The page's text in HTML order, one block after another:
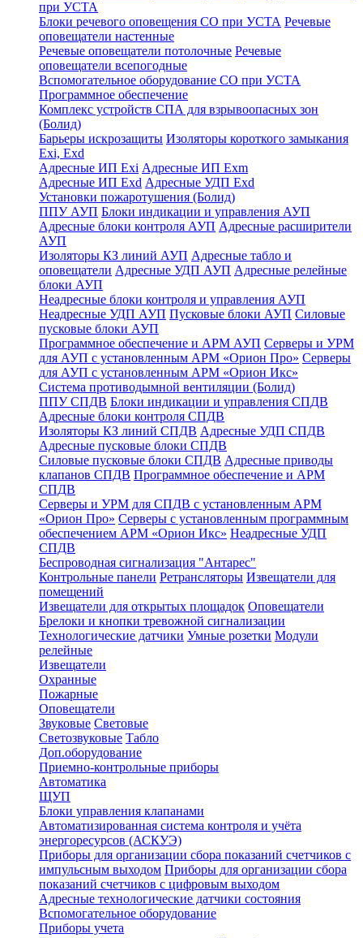
при УСТА
Блоки речевого оповещения СО при УСТА Речевые
оповещатели настенные
Речевые оповещатели потолочные Речевые
оповещатели всепогодные
Вспомогательное оборудование СО при УСТА
Программное обеспечение
Комплекс устройств СПА для взрывоопасных зон
(Болид)
Барьеры искрозащиты Изоляторы короткого замыкания
Exi, Exd
Адресные ИП Exi Адресные ИП Exm
Адресные ИП Exd Адресные УДП Exd
Установки пожаротушения (Болид)
ППУ АУП Блоки индикации и управления АУП
Адресные блоки контроля АУП Адресные расширители
АУП
Изоляторы КЗ линий АУП Адресные табло и
оповещатели Адресные УДП АУП Адресные релейные
блоки АУП
Неадресные блоки контроля и управления АУП
Неадресные УДП АУП Пусковые блоки АУП Силовые
пусковые блоки АУП
Программное обеспечение и АРМ АУП Серверы и УРМ
для АУП с установленным АРМ «Орион Про» Серверы
для АУП с установленным АРМ «Орион Икс»
Система противодымной вентиляции (Болид)
ППУ СПДВ Блоки индикации и управления СПДВ
Адресные блоки контроля СПДВ
Изоляторы КЗ линий СПДВ Адресные УДП СПДВ
Адресные пусковые блоки СПДВ
Силовые пусковые блоки СПДВ Адресные приводы
клапанов СПДВ Программное обеспечение и АРМ
СПДВ
Серверы и УРМ для СПДВ с установленным АРМ
«Орион Про» Серверы с установленным программным
обеспечением АРМ «Орион Икс» Неадресные УДП
СПДВ
Беспроводная сигнализация "Антарес"
Контрольные панели Ретрансляторы Извещатели для
помещений
Извещатели для открытых площадок Оповещатели
Брелоки и кнопки тревожной сигнализации
Технологические датчики Умные розетки Модули
релейные
Извещатели
Охранные
Пожарные
Оповещатели
Звуковые Световые
Светозвуковые Табло
Доп.оборудование
Приемно-контрольные приборы
Автоматика
ЩУП
Блоки управления клапанами
Автоматизированная система контроля и учёта
энергоресурсов (АСКУЭ)
Приборы для организации сбора показаний счетчиков с
импульсным выходом Приборы для организации сбора
показаний счетчиков с цифровым выходом
Адресные технологические датчики состояния
Вспомогательное оборудование
Приборы учета